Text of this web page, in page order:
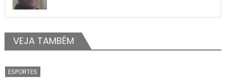
VEJA TAMBÉM
ESPORTES